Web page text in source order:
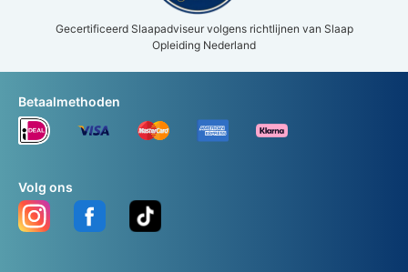
Gecertificeerd Slaapadviseur volgens richtlijnen van Slaap
Opleiding Nederland
Volg ons
Betaalmethoden